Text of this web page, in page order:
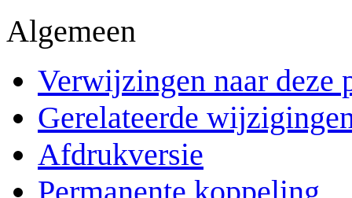
Algemeen
Verwijzingen naar deze
Gerelateerde
Afdrukversie